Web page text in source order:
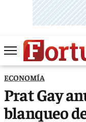
ECONOMÍA
Prat Gay
blanqueo